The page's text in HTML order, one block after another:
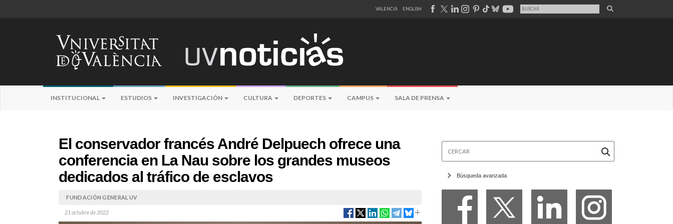
VALENCIÀ ENGLISH
INSTITUCIONAL ESTUDIOS INVESTIGACIÓN CULTURA DEPORTES CAMPUS SALA DE PRENSA
El conservador francés André Delpuech ofrece una
conferencia en La Nau sobre los grandes museos
dedicados al tráfico de esclavos
FUNDACIÓN GENERAL UV
21 octubre de 2022
Búsqueda avanzada